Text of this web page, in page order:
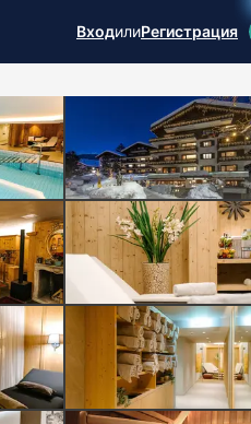
ВходилиРегистрация